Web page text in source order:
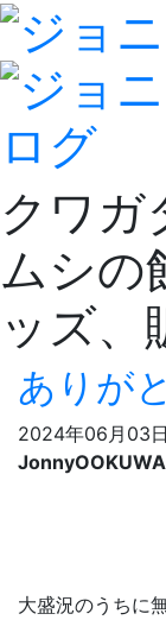
クワガ
ムシの
ッズ、
ありが
2024年06月03
大盛況のうちに